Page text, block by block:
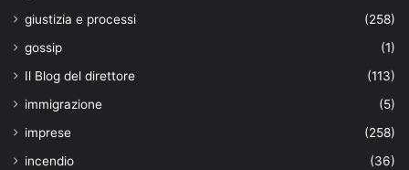
giustizia e processi
(258)
gossip
(1)
Il Blog del direttore
(113)
immigrazione
(5)
imprese
(258)
incendio
(36)